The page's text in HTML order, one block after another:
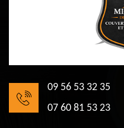
09 56 53 32 35
07 60 81 53 23